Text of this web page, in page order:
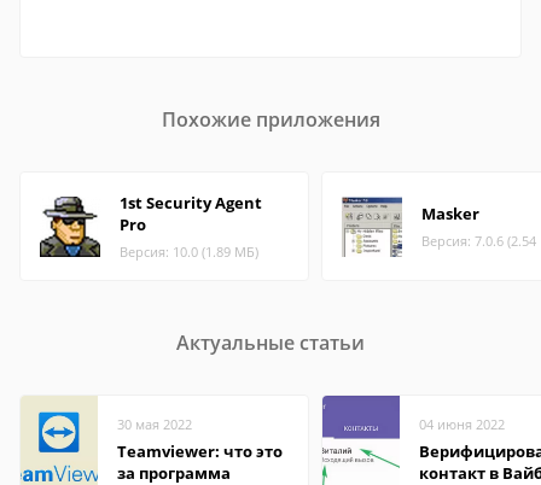
Похожие приложения
1st Security Agent
Pro
Версия: 10.0 (1.89 МБ)
Masker
Версия: 7.0.6
Актуальные статьи
30 мая 2022
Teamviewer: что это
за программа
04 июня 2022
контакт в